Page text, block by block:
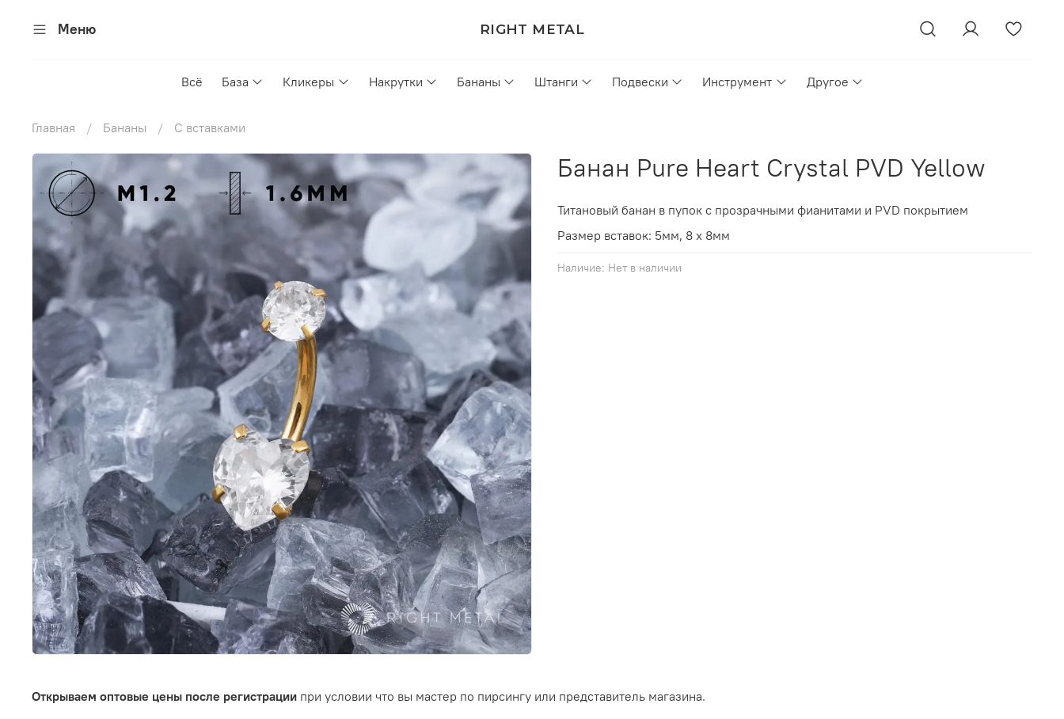
Меню RIGHT METAL
Всё База Кликеры Накрутки Бананы Штанги Подвески Инструмент Другое
Главная Бананы С вставками
Наличие: Нет в наличии
Банан Pure Heart Crystal PVD Yellow
Титановый банан в пупок с прозрачными фианитами и PVD покрытием
Размер вставок: 5мм, 8 x 8мм
Открываем оптовые цены после регистрации при условии что вы мастер по пирсингу или представитель магазина.